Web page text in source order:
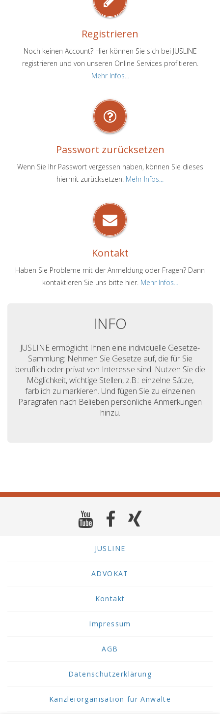
Registrieren
Noch keinen Account? Hier können Sie sich bei JUSLINE
registrieren und von unseren Online Services profitieren.
Mehr Infos...
Passwort zurücksetzen
Wenn Sie Ihr Passwort vergessen haben, können Sie dieses
hiermit zurücksetzen. Mehr Infos...
Kontakt
Haben Sie Probleme mit der Anmeldung oder Fragen? Dann
kontaktieren Sie uns bitte hier. Mehr Infos...
INFO
JUSLINE ermöglicht Ihnen eine individuelle Gesetze-
Sammlung: Nehmen Sie Gesetze auf, die für Sie
beruflich oder privat von Interesse sind. Nutzen Sie die
Möglichkeit, wichtige Stellen, z.B.: einzelne Sätze,
farblich zu markieren. Und fügen Sie zu einzelnen
Paragrafen nach Belieben persönliche Anmerkungen
hinzu.
JUSLINE
ADVOKAT
Kontakt
Impressum
AGB
Datenschutzerklärung
Kanzleiorganisation für Anwälte